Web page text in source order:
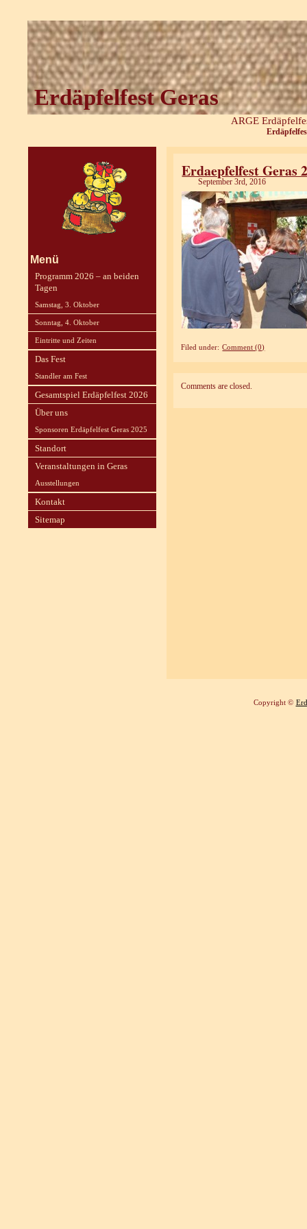
Erdäpfelfest Geras
ARGE
Erdaepfelfest Geras
September 3rd, 2016
Filed under: Comment (0)
Comments are closed.
Menü
Programm 2026 – an beiden
Tagen
Samstag, 3. Oktober
Sonntag, 4. Oktober
Eintritte und Zeiten
Das Fest
Standler am Fest
Gesamtspiel Erdäpfelfest 2026
Über uns
Sponsoren Erdäpfelfest Geras 2025
Standort
Veranstaltungen in Geras
Ausstellungen
Kontakt
Sitemap
Copyright ©